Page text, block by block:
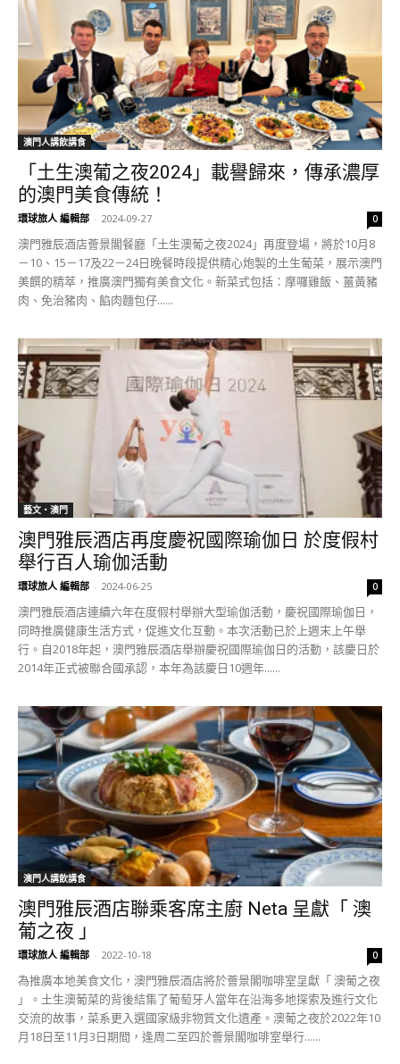
澳門人講飲講食
「土生澳葡之夜2024」載譽歸來，傳承濃厚
的澳門美食傳統！
環球旅人 編輯部 - 2024-09-27 0
澳門雅辰酒店薈景閣餐廳「土生澳葡之夜2024」再度登場，將於10月8
－10、15－17及22－24日晚餐時段提供精心炮製的土生葡菜，展示澳門
美饌的精萃，推廣澳門獨有美食文化。新菜式包括：摩囉雞飯、薑黃豬
肉、免治豬肉、餡肉麵包仔......
藝文‧澳門
澳門雅辰酒店再度慶祝國際瑜伽日 於度假村
舉行百人瑜伽活動
環球旅人 編輯部 - 2024-06-25 0
澳門雅辰酒店連續六年在度假村舉辦大型瑜伽活動，慶祝國際瑜伽日，
同時推廣健康生活方式，促進文化互動。本次活動已於上週末上午舉
行。自2018年起，澳門雅辰酒店舉辦慶祝國際瑜伽日的活動，該慶日於
2014年正式被聯合國承認，本年為該慶日10週年......
澳門人講飲講食
澳門雅辰酒店聯乘客席主廚 Neta 呈獻「 澳
葡之夜 」
環球旅人 編輯部 - 2022-10-18 0
為推廣本地美食文化，澳門雅辰酒店將於薈景閣咖啡室呈獻「 澳葡之夜
」。土生澳葡菜的背後結集了葡萄牙人當年在沿海多地探索及進行文化
交流的故事，菜系更入選國家級非物質文化遺產。澳葡之夜於2022年10
月18日至11月3日期間，逢周二至四於薈景閣咖啡室舉行......